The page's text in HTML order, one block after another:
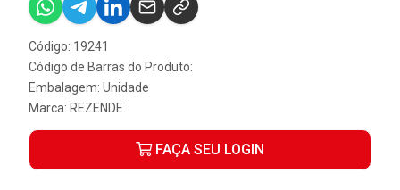
Código: 19241
Código de Barras do Produto:
Embalagem: Unidade
Marca: REZENDE
FAÇA SEU LOGIN